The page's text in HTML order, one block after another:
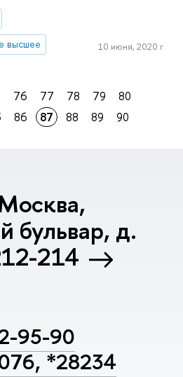
высшее 10 июня, 2020 г.
76 77 78 79
80
86 87 88 89
90
бульвар, д.
214
95-90
*28234